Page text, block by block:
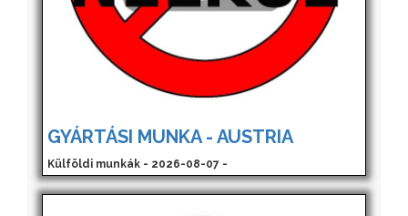
GYÁRTÁSI MUNKA - AUSTRIA
Külföldi munkák - 2026-08-07 -